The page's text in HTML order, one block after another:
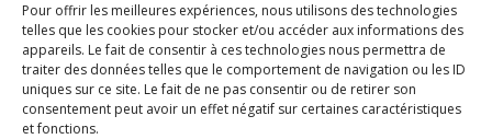
Pour offrir les meilleures expériences, nous utilisons des technologies
telles que les cookies pour stocker et/ou accéder aux informations des
appareils. Le fait de consentir à ces technologies nous permettra de
traiter des données telles que le comportement de navigation ou les ID
uniques sur ce site. Le fait de ne pas consentir ou de retirer son
consentement peut avoir un effet négatif sur certaines caractéristiques
et fonctions.
Génie ferroviaire
Génie civil
Environnement